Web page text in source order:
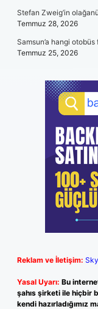
Stefan Zweig’in
Temmuz 28, 2026
Samsun’a hangi otobüs
Temmuz 25, 2026
Reklam ve İletişim:
Yasal Uyarı: Bu
şahıs şirketi ile hiçbir
kendi hazırladığımız